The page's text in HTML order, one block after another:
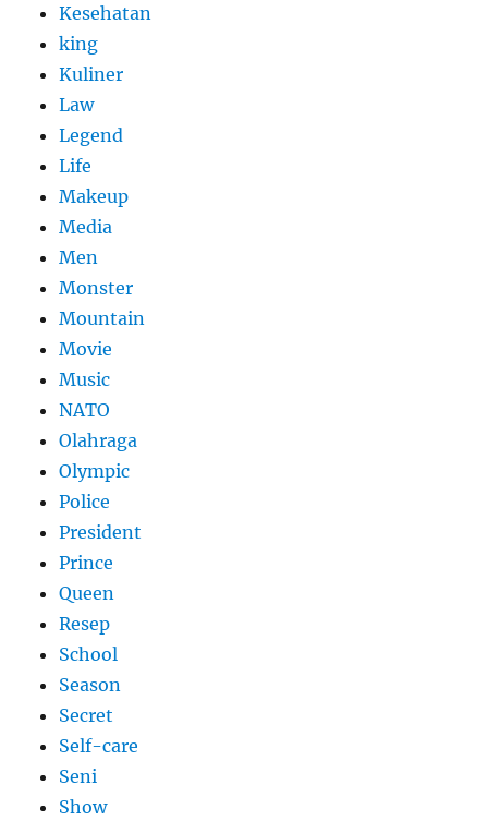
Kesehatan
king
Kuliner
Law
Legend
Life
Makeup
Media
Men
Monster
Mountain
Movie
Music
NATO
Olahraga
Olympic
Police
President
Prince
Queen
Resep
School
Season
Secret
Self-care
Seni
Show